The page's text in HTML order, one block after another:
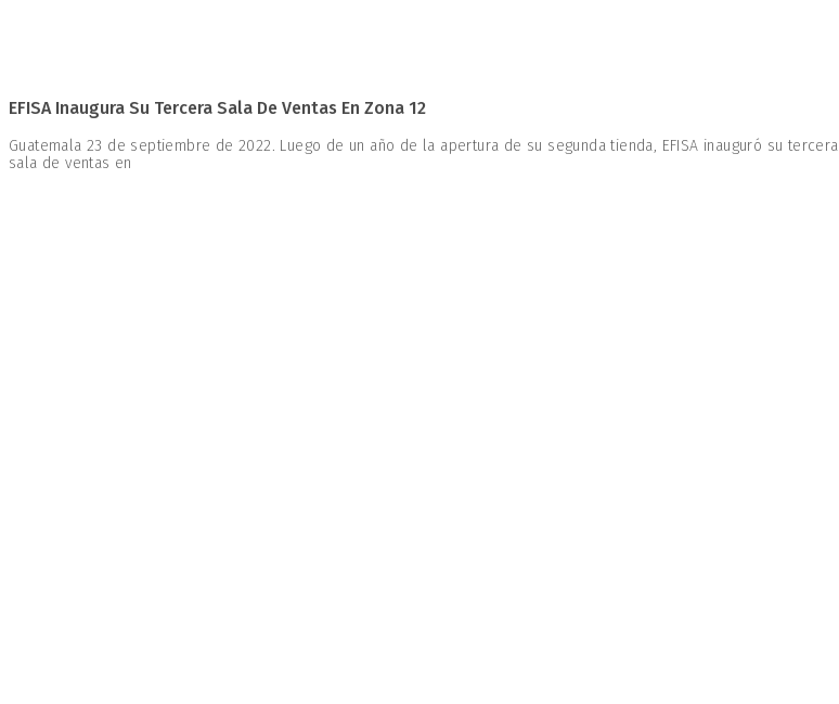
EFISA Inaugura Su Tercera Sala De Ventas En Zona 12
Guatemala 23 de septiembre de 2022. Luego de un año de la apertura de su segunda tienda, EFISA inauguró su tercera
sala de ventas en